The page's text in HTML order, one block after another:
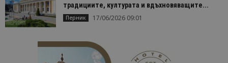
традициите, културата и вдъхновяващите...
Перник 17/06/2026 09:01